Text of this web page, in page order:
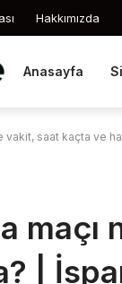
Hakkımızda
Anasayfa
vakit, saat kaçta ve
|